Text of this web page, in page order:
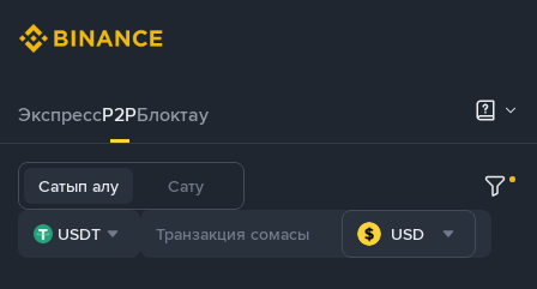
ЭкспрессP2PБлоктау
Сатып алу Сату
USDT USD